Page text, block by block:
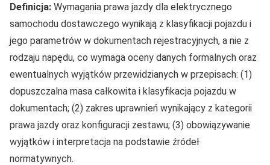
Definicja: Wymagania prawa jazdy dla elektrycznego
samochodu dostawczego wynikają z klasyfikacji pojazdu i
jego parametrów w dokumentach rejestracyjnych, a nie z
rodzaju napędu, co wymaga oceny danych formalnych oraz
ewentualnych wyjątków przewidzianych w przepisach: (1)
dopuszczalna masa całkowita i klasyfikacja pojazdu w
dokumentach; (2) zakres uprawnień wynikający z kategorii
prawa jazdy oraz konfiguracji zestawu; (3) obowiązywanie
wyjątków i interpretacja na podstawie źródeł
normatywnych.